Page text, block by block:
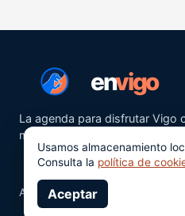
envigo
La agenda para disfrutar Vigo
más ganas.
Aviso legalPrivacidad
Usamos almacenamiento
Consulta la política de
Aceptar